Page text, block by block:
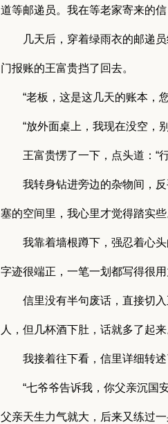
道等邮递员。我在等老家寄来的
几天后，穿着绿雨衣的邮递
门报账的王富贵挡了回去。
“老板，这是这几天的账本，
“放外面桌上，我现在没空，
王富贵愣了一下，点头道：“
我转身钻进旁边的杂物间，
塞的空间里，我心里才觉得踏实些
我靠着墙根蹲下，强忍着心
字迹很端正，一笔一划都写得很用
信里没有半句废话，直接切
人，但几杯酒下肚，话就多了起
我接着往下看，信里详细转述
“七爷爷告诉我，你父亲沉国
父亲天生力气就大，后来又练过